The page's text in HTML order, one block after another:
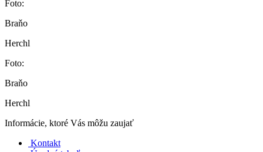
Foto:
Braňo
Herchl
Foto:
Braňo
Herchl
Informácie, ktoré Vás môžu zaujať
Kontakt